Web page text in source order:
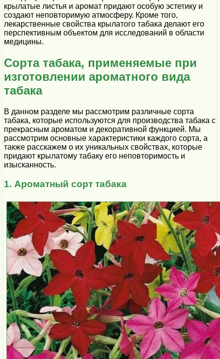
крылатые листья и аромат придают особую эстетику и
создают неповторимую атмосферу. Кроме того,
лекарственные свойства крылатого табака делают его
перспективным объектом для исследований в области
медицины.
Сорта табака, применяемые при
изготовлении ароматного вида
табака
В данном разделе мы рассмотрим различные сорта
табака, которые используются для производства табака с
прекрасным ароматом и декоративной функцией. Мы
рассмотрим основные характеристики каждого сорта, а
также расскажем о их уникальных свойствах, которые
придают крылатому табаку его неповторимость и
изысканность.
1. Ароматный сорт табака